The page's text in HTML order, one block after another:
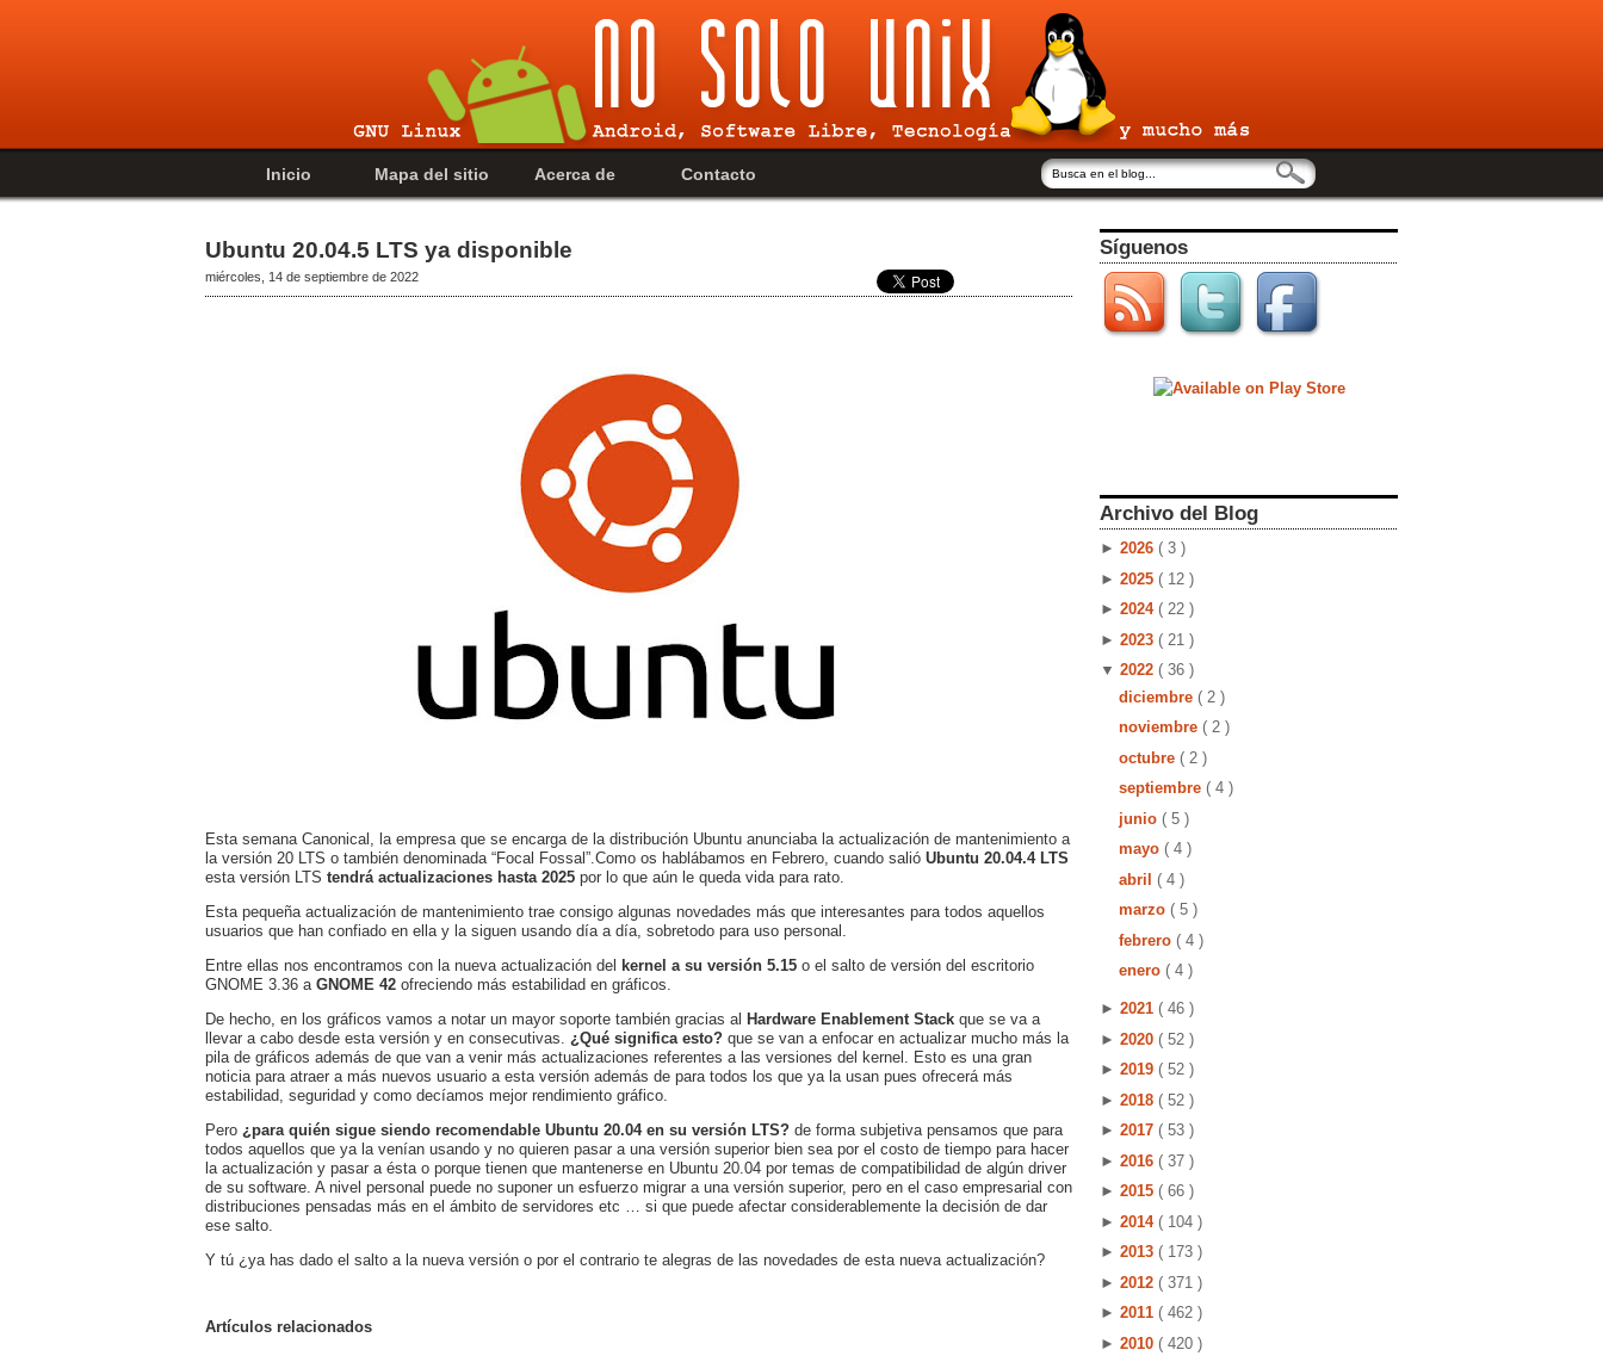
Inicio Mapa del sitio Acerca de Contacto
Ubuntu 20.04.5 LTS ya disponible
miércoles, 14 de septiembre de 2022
Esta semana Canonical, la empresa que se encarga de la distribución Ubuntu anunciaba la actualización de mantenimiento a
la versión 20 LTS o también denominada “Focal Fossal”.Como os hablábamos en Febrero, cuando salió Ubuntu 20.04.4 LTS
esta versión LTS tendrá actualizaciones hasta 2025 por lo que aún le queda vida para rato.
Esta pequeña actualización de mantenimiento trae consigo algunas novedades más que interesantes para todos aquellos
usuarios que han confiado en ella y la siguen usando día a día, sobretodo para uso personal.
Entre ellas nos encontramos con la nueva actualización del kernel a su versión 5.15 o el salto de versión del escritorio
GNOME 3.36 a GNOME 42 ofreciendo más estabilidad en gráficos.
De hecho, en los gráficos vamos a notar un mayor soporte también gracias al Hardware Enablement Stack que se va a
llevar a cabo desde esta versión y en consecutivas. ¿Qué significa esto? que se van a enfocar en actualizar mucho más la
pila de gráficos además de que van a venir más actualizaciones referentes a las versiones del kernel. Esto es una gran
noticia para atraer a más nuevos usuario a esta versión además de para todos los que ya la usan pues ofrecerá más
estabilidad, seguridad y como decíamos mejor rendimiento gráfico.
Pero ¿para quién sigue siendo recomendable Ubuntu 20.04 en su versión LTS? de forma subjetiva pensamos que para
todos aquellos que ya la venían usando y no quieren pasar a una versión superior bien sea por el costo de tiempo para hacer
la actualización y pasar a ésta o porque tienen que mantenerse en Ubuntu 20.04 por temas de compatibilidad de algún driver
de su software. A nivel personal puede no suponer un esfuerzo migrar a una versión superior, pero en el caso empresarial con
distribuciones pensadas más en el ámbito de servidores etc … si que puede afectar considerablemente la decisión de dar
ese salto.
Y tú ¿ya has dado el salto a la nueva versión o por el contrario te alegras de las novedades de esta nueva actualización?
Artículos relacionados
Síguenos
Archivo del Blog
► 2026 ( 3 )
► 2025 ( 12 )
► 2024 ( 22 )
► 2023 ( 21 )
▼ 2022 ( 36 )
diciembre ( 2 )
noviembre ( 2 )
octubre ( 2 )
septiembre ( 4 )
junio ( 5 )
mayo ( 4 )
abril ( 4 )
marzo ( 5 )
febrero ( 4 )
enero ( 4 )
► 2021 ( 46 )
► 2020 ( 52 )
► 2019 ( 52 )
► 2018 ( 52 )
► 2017 ( 53 )
► 2016 ( 37 )
► 2015 ( 66 )
► 2014 ( 104 )
► 2013 ( 173 )
► 2012 ( 371 )
► 2011 ( 462 )
► 2010 ( 420 )